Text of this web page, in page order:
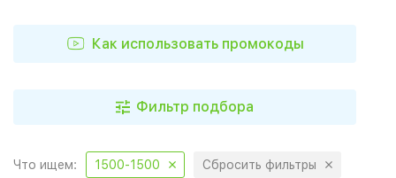
Как использовать промокоды
Фильтр подбора
Что ищем: 1500-1500 Сбросить фильтры